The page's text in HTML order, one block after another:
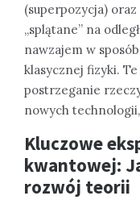
(superpozycja)
„splątane” na
nawzajem w
klasycznej fizyki.
postrzeganie
nowych
Kluczowe
kwantowej:
rozwój teorii